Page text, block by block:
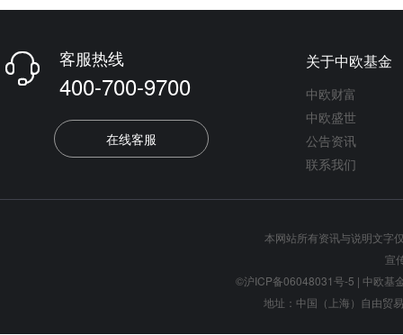
 客服热线
400-700-9700
在线客服
关于中欧基金
中欧财富
中欧盛世
公告资讯
联系我们
本网站所有资讯与说明文字
宣
©沪ICP备06048031号-5 | 中欧基
地址：中国（上海）自由贸